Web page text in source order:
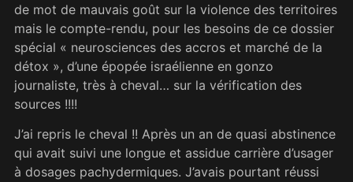
de mot de mauvais goût sur la violence des territoires
mais le compte-rendu, pour les besoins de ce dossier
spécial « neurosciences des accros et marché de la
détox », d’une épopée israélienne en gonzo
journaliste, très à cheval… sur la vérification des
sources !!!!
J’ai repris le cheval !! Après un an de quasi abstinence
qui avait suivi une longue et assidue carrière d’usager
à dosages pachydermiques. J’avais pourtant réussi